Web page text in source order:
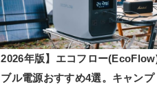
年版】エコフロー
ル電源おすすめ4選。キャンプ